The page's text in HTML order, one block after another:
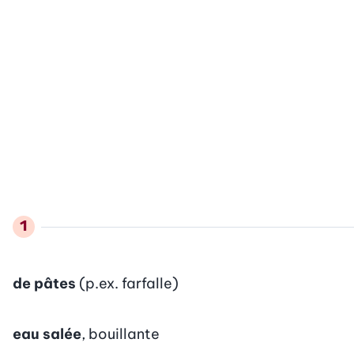
de pâtes (p.ex. farfalle)
eau salée, bouillante